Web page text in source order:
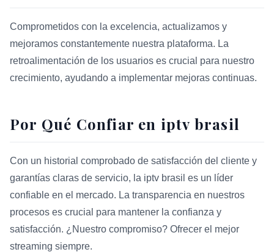
Comprometidos con la excelencia, actualizamos y
mejoramos constantemente nuestra plataforma. La
retroalimentación de los usuarios es crucial para nuestro
crecimiento, ayudando a implementar mejoras continuas.
Por Qué Confiar en iptv brasil
Con un historial comprobado de satisfacción del cliente y
garantías claras de servicio, la iptv brasil es un líder
confiable en el mercado. La transparencia en nuestros
procesos es crucial para mantener la confianza y
satisfacción. ¿Nuestro compromiso? Ofrecer el mejor
streaming siempre.